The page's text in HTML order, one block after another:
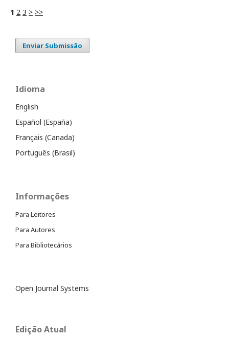
1 2 3 > >>
Enviar Submissão
Idioma
English
Español (España)
Français (Canada)
Português (Brasil)
Informações
Para Leitores
Para Autores
Para Bibliotecários
Open Journal Systems
Edição Atual